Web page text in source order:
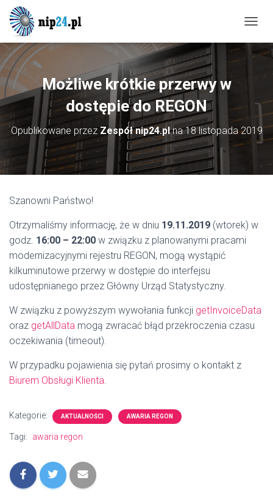
R
Z
A
Możliwe krótkie przerwy w
dostępie do REGON
Opublikowane przez Zespół nip24.plna18 listopada 2019
Szanowni Państwo!
Otrzymaliśmy informację, że w dniu 19.11.2019 (wtorek) w
godz. 16:00 – 22:00 w związku z planowanymi pracami
modernizacyjnymi rejestru REGON, mogą wystąpić
kilkuminutowe przerwy w dostępie do interfejsu
udostępnianego przez Główny Urząd Statystyczny.
W związku z powyższym wywołania funkcji getInvoiceData
oraz getAllData mogą zwracać błąd przekroczenia czasu
oczekiwania (timeout).
W przypadku pojawienia się pytań prosimy o kontakt z
Biurem Obsługi Klienta.
Kategorie: AKTUALNOŚCI AWARIA REGON
Tagi: awaria regon